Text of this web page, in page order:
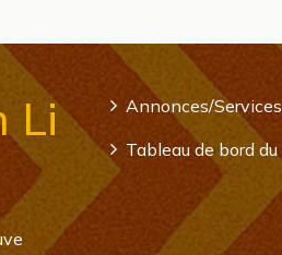
Li
Annonces/Services
Tableau de bord